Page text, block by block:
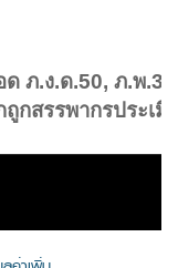
ด ภ.ง.ด.50, ภ.พ
กสรรพากรประเมิ